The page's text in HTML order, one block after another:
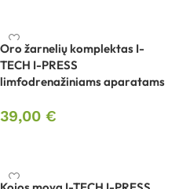
Oro žarnelių komplektas I-
TECH I-PRESS
limfodrenažiniams aparatams
39,00 €